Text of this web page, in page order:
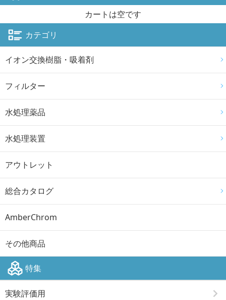
カートは空です
カテゴリ
イオン交換樹脂・吸着剤
フィルター
水処理薬品
水処理装置
アウトレット
総合カタログ
AmberChrom
その他商品
特集
実験評価用